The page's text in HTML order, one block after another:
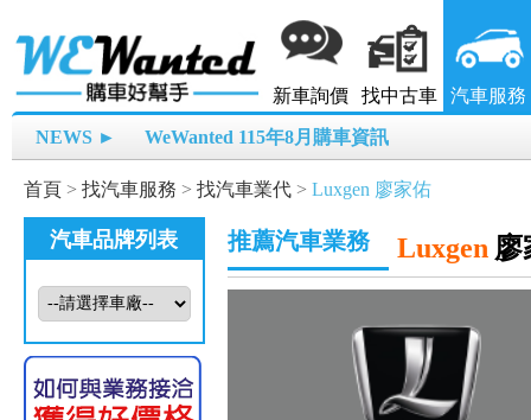
新車詢價 找中古車 汽車服務
NEWS ► WeWanted 115年8月購車資訊
首頁 > 找汽車服務 > 找汽車業代 > Luxgen 廖家佑
汽車品牌列表 推薦汽車業務 Luxgen 廖